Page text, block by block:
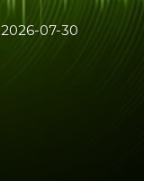
2026-07-30